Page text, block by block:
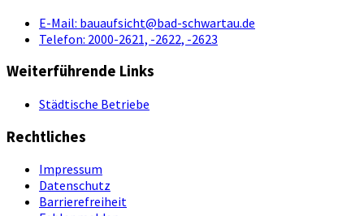
E-Mail: bauaufsicht@bad-schwartau.de
Telefon: 2000-2621, -2622, -2623
Weiterführende Links
Städtische Betriebe
Rechtliches
Impressum
Datenschutz
Barrierefreiheit